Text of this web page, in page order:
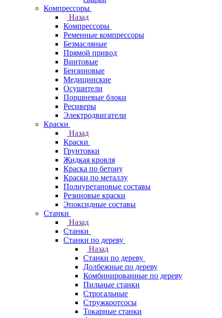
Компрессоры
Назад
Компрессоры
Ременные компрессоры
Безмасляные
Прямой привод
Винтовые
Бензиновые
Медицинские
Осушители
Поршневые блоки
Ресиверы
Электродвигатели
Краски
Назад
Краски
Грунтовки
Жидкая кровля
Краска по бетону
Краски по металлу
Полиуретановые составы
Резиновые краски
Эпоксидные составы
Станки
Назад
Станки
Станки по дереву
Назад
Станки по дереву
Долбежные по дереву
Комбинированные по дереву
Пильные станки
Строгальные
Стружкоотсосы
Токарные станки